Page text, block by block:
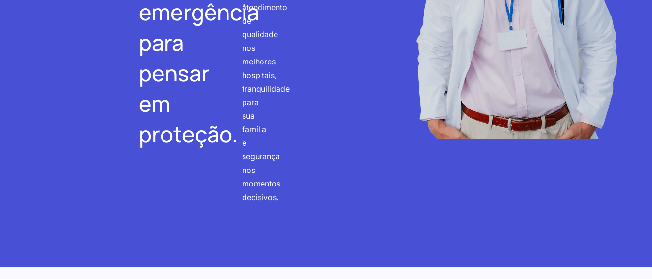
emergência
para
pensar
em
proteção.
atendimento
de
qualidade
nos
melhores
hospitais,
tranquilidade
para
sua
família
e
segurança
nos
momentos
decisivos.